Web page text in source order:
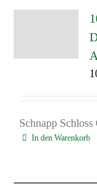
Schnapp
In den Warenkorb